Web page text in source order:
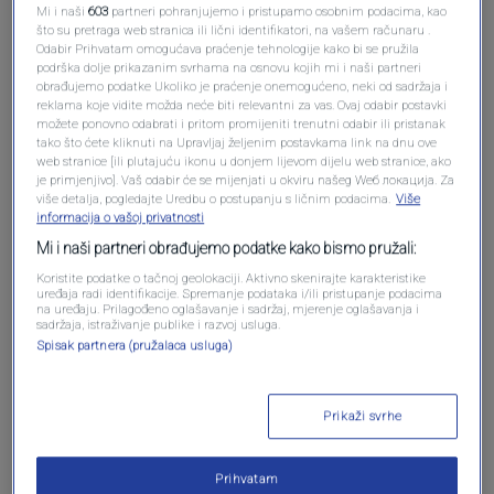
Oglas
Mi i naši603 partneri pohranjujemo i pristupamo osobnim podacima, kao
što su pretraga web stranica ili lični identifikatori, na vašem računaru .
Odabir Prihvatam omogućava praćenje tehnologije kako bi se pružila
podrška dolje prikazanim svrhama na osnovu kojih mi i naši partneri
obrađujemo podatke Ukoliko je praćenje onemogućeno, neki od sadržaja i
reklama koje vidite možda neće biti relevantni za vas. Ovaj odabir postavki
možete ponovno odabrati i pritom promijeniti trenutni odabir ili pristanak
tako što ćete kliknuti na Upravljaj željenim postavkama link na dnu ove
web stranice [ili plutajuću ikonu u donjem lijevom dijelu web stranice, ako
je primjenjivo]. Vaš odabir će se mijenjati u okviru našeg Wеб локација. Za
više detalja, pogledajte Uredbu o postupanju s ličnim podacima. Više
informacija o vašoj privatnosti
Mi i naši partneri obrađujemo podatke kako bismo pružali:
Koristite podatke o tačnoj geolokaciji. Aktivno skenirajte karakteristike
uređaja radi identifikacije. Spremanje podataka i/ili pristupanje podacima
na uređaju. Prilagođeno oglašavanje i sadržaj, mjerenje oglašavanja i
sadržaja, istraživanje publike i razvoj usluga.
Spisak partnera (pružalaca usluga)
Prikaži svrhe
Prihvatam